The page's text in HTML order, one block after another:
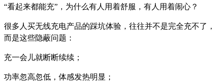
“看起来都能充”，为什么有人用着舒服，有人用着闹心？
很多人买无线充电产品的踩坑体验，往往并不是完全充不了，
而是这些隐蔽问题：
充一会儿就断断续续；
功率忽高忽低，体感发热明显；